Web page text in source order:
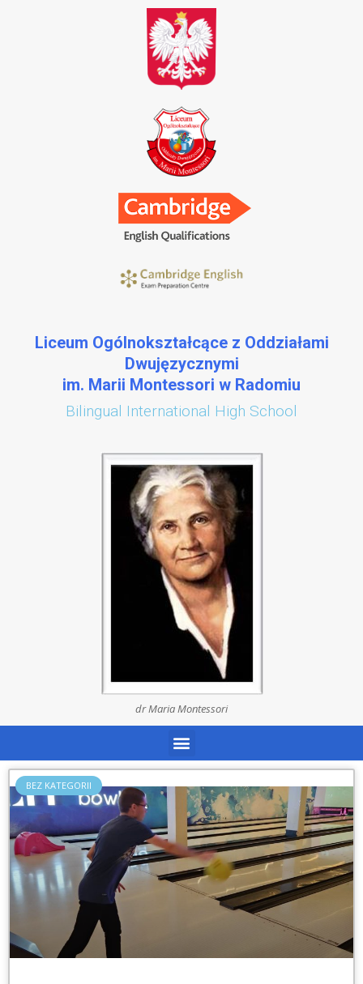
Liceum Ogólnokształcące z Oddziałami
Dwujęzycznymi
im. Marii Montessori w Radomiu
Bilingual International High School
dr Maria Montessori
BEZ KATEGORII